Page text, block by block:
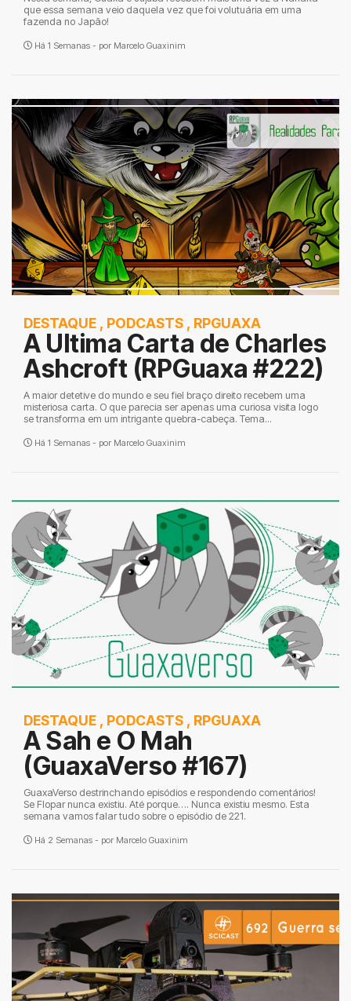
que essa semana veio daquela vez que foi volutuária em uma
fazenda no Japão!
Há 1 Semanas - por Marcelo Guaxinim
DESTAQUE , PODCASTS , RPGUAXA
A Ultima Carta de Charles
Ashcroft (RPGuaxa #222)
A maior detetive do mundo e seu fiel braço direito recebem uma
misteriosa carta. O que parecia ser apenas uma curiosa visita logo
se transforma em um intrigante quebra-cabeça. Tema...
Há 1 Semanas - por Marcelo Guaxinim
DESTAQUE , PODCASTS , RPGUAXA
A Sah e O Mah
(GuaxaVerso #167)
GuaxaVerso destrinchando episódios e respondendo comentários!
Se Flopar nunca existiu. Até porque…. Nunca existiu mesmo. Esta
semana vamos falar tudo sobre o episódio de 221.
Há 2 Semanas - por Marcelo Guaxinim